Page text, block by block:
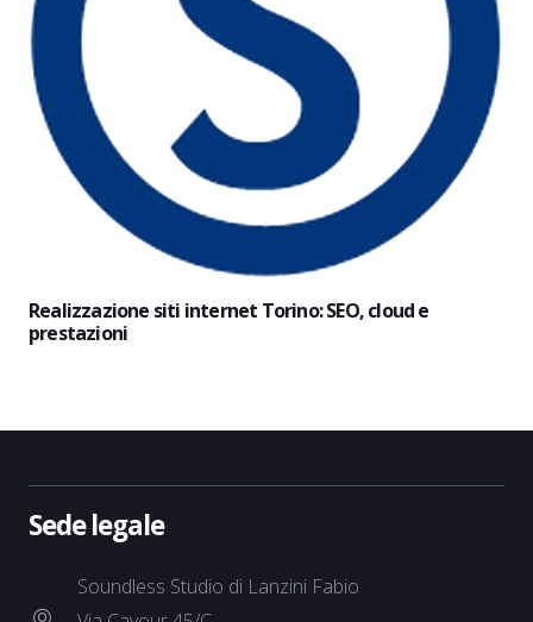
Realizzazione siti internet Torino: SEO, cloud e
prestazioni
Sede legale
Soundless Studio di Lanzini Fabio